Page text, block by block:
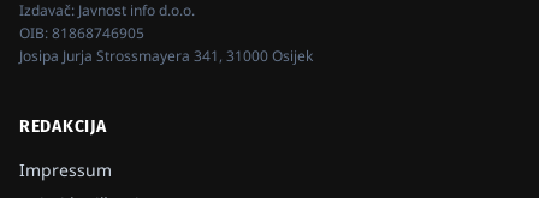
Izdavač: Javnost info d.o.o.
OIB:81868746905
Josipa Jurja Strossmayera 341, 31000 Osijek
REDAKCIJA
Impressum